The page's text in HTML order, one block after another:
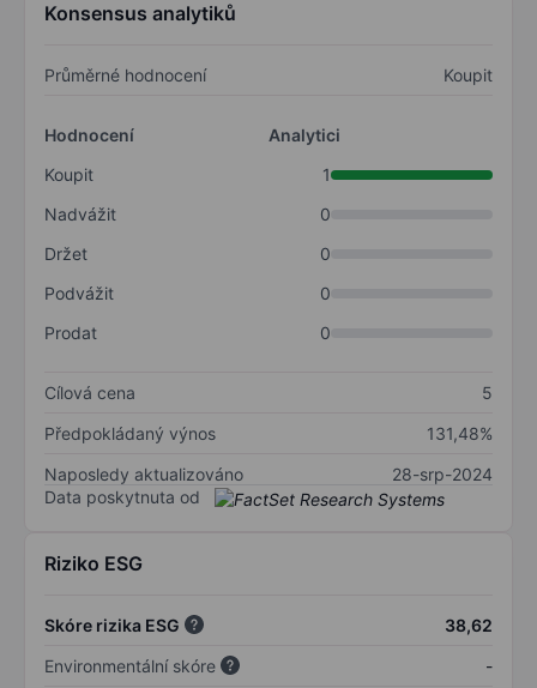
Konsensus analytiků
Průměrné hodnocení Koupit
Hodnocení
Analytici
Koupit
1
Nadvážit
0
Držet
0
Podvážit
0
Prodat
0
Cílová cena
5
Předpokládaný výnos
131,48%
Naposledy aktualizováno
28-srp-2024
Data poskytnuta od
Riziko ESG
Skóre rizika ESG
38,62
Environmentální skóre
-